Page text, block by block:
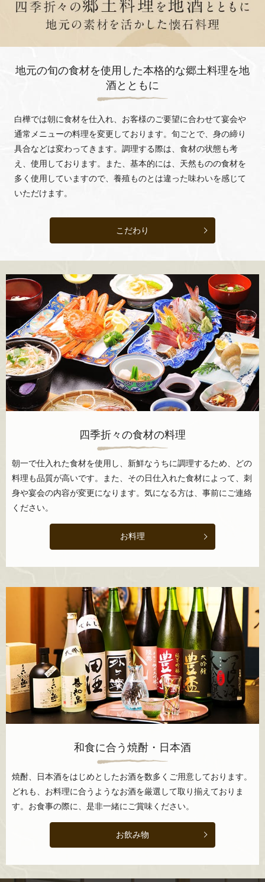
地元の旬の食材を使用した本格的な郷土料理を地
酒とともに
白樺では朝に食材を仕入れ、お客様のご要望に合わせて宴会や
通常メニューの料理を変更しております。 旬ごとで、身の締り
具合などは変わってきます。 調理する際は、食材の状態も考
え、使用しております。
また、基本的には、天然ものの食材を
多く使用していますので、 養殖ものとは違った味わいを感じて
いただけます。
こだわり
四季折々の食材の料理
朝一で仕入れた食材を使用し、新鮮なうちに調理するため、どの
料理も品質が高いです。また、その日仕入れた食材によって、刺
身や宴会の内容が変更になります。気になる方は、事前にご連絡
ください。
お料理
和食に合う焼酎・日本酒
焼酎、日本酒をはじめとしたお酒を数多くご用意しております。
どれも、お料理に合うようなお酒を厳選して取り揃えておりま
す。お食事の際に、是非一緒にご賞味ください。
お飲み物